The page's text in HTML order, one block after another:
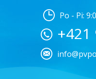
Po - Pi:
+421